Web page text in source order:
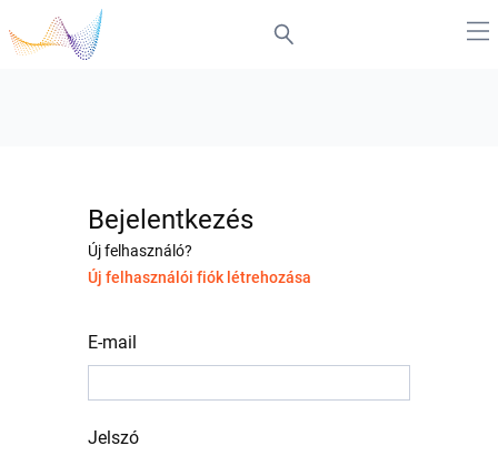
Bejelentkezés
Új felhasználó?
Új felhasználói fiók létrehozása
E-mail
Jelszó